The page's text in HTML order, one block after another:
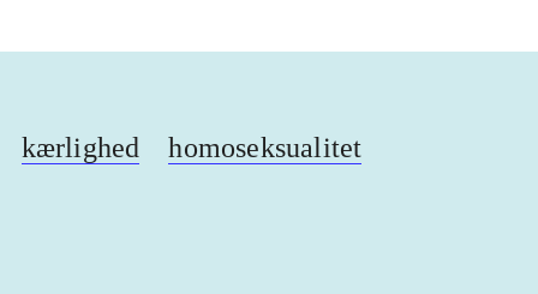
kærlighed homoseksualitet